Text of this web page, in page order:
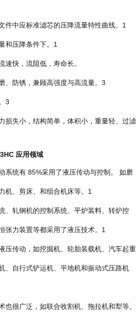
件中应标准滤芯的压降流量特性曲线。1
和压降条件下。1
速快，流阻低，寿命长。
、防锈，兼顾高强度与高流量。3
3
损失小，结构简单，体积小，重量轻、过滤
应用领域
系统有 85%采用了液压传动与控制。 如磨
机、剪床、和组合机床等。1
、轧钢机的控制系统、平炉装料、转炉控
张力装置等都采用了液压技术。1
压传动，如挖掘机、轮胎装载机、汽车起重
、自行式铲运机、平地机和振动式压路机
也很广泛，如联合收割机、拖拉机和犁等。